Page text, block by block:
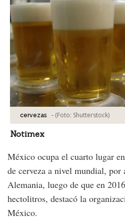
cervezas - (Foto: Shutterstock)
Notimex
México ocupa el cuarto lugar
de cerveza a nivel mundial, por
Alemania, luego de que en
hectolitros, destacó la
México.